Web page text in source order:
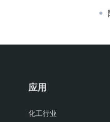
应用
化工行业